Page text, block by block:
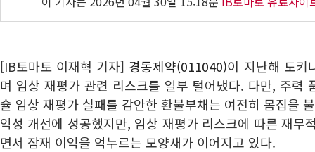
[IB토마토 이재혁 기자] 경동제약(011040)이 지난해 도키
며 임상 재평가 관련 리스크를 일부 털어냈다. 다만, 주력
슐 임상 재평가 실패를 감안한 환불부채는 여전히 몸집을
익성 개선에 성공했지만, 임상 재평가 리스크에 따른 재무
면서 잠재 이익을 억누르는 모양새가 이어지고 있다.